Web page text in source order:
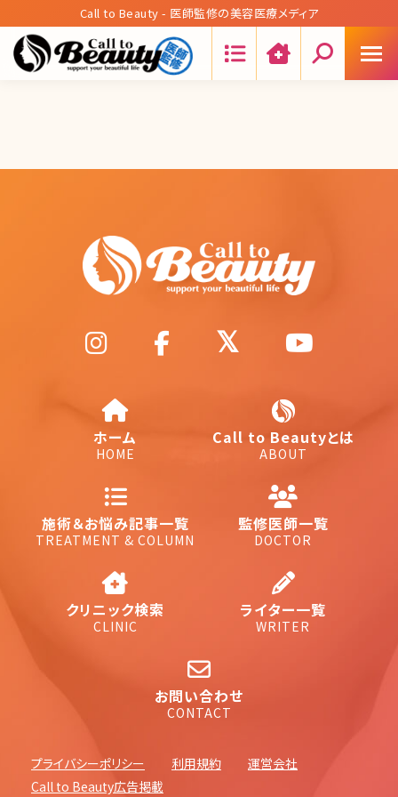
Call to Beauty - 医師監修の美容医療メディア
ホーム
HOME
Call to Beautyとは
ABOUT
施術＆お悩み記事一覧
TREATMENT & COLUMN
監修医師一覧
DOCTOR
クリニック検索
CLINIC
ライター一覧
WRITER
お問い合わせ
CONTACT
プライバシーポリシー 利用規約
運営会社
Call to Beauty広告掲載